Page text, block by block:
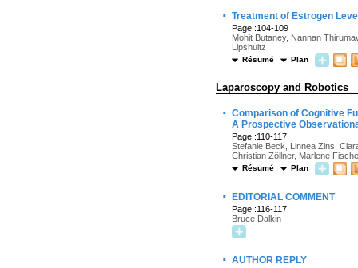
· Treatment of Estrogen
Page :104-109
Mohit Butaney, Nannan
Lipshultz
Résumé Plan
Laparoscopy and Robotics
· Comparison of Cognitive
A Prospective
Page :110-117
Stefanie Beck, Linnea Zins,
Christian Zöllner, Marlene
Résumé Plan
· EDITORIAL COMMENT
Page :116-117
Bruce Dalkin
· AUTHOR REPLY